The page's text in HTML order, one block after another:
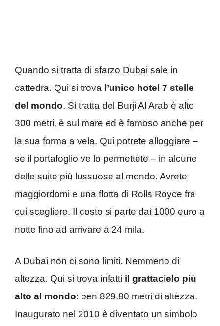
Quando si tratta di sfarzo Dubai sale in
cattedra. Qui si trova l’unico hotel 7 stelle
del mondo. Si tratta del Burji Al Arab è alto
300 metri, è sul mare ed è famoso anche per
la sua forma a vela. Qui potrete alloggiare –
se il portafoglio ve lo permettete – in alcune
delle suite più lussuose al mondo. Avrete
maggiordomi e una flotta di Rolls Royce fra
cui scegliere. Il costo si parte dai 1000 euro a
notte fino ad arrivare a 24 mila.
A Dubai non ci sono limiti. Nemmeno di
altezza. Qui si trova infatti il grattacielo più
alto al mondo: ben 829.80 metri di altezza.
Inaugurato nel 2010 è diventato un simbolo